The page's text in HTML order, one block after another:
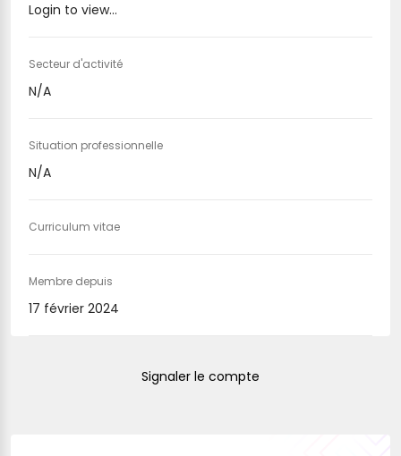
Login to view...
Secteur d'activité
N/A
Situation professionnelle
N/A
Curriculum vitae
Membre depuis
17 février 2024
Signaler le compte